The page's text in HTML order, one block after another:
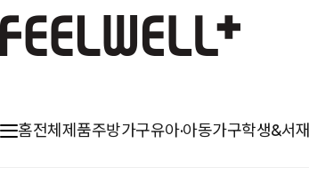
홈전체제품주방가구유아·아동가구학생&서재